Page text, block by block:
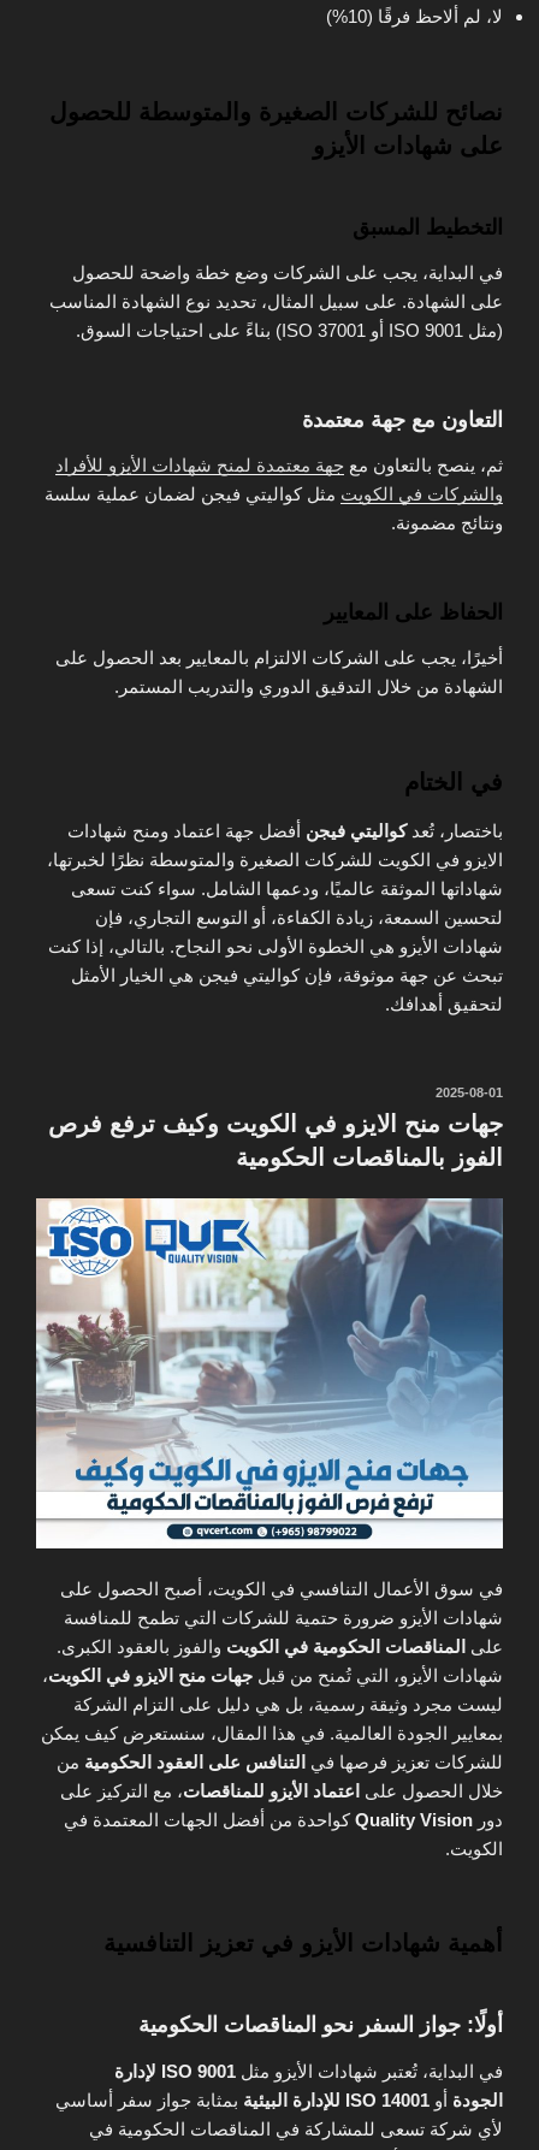
لا، لم ألاحظ فرقًا (10%)
نصائح للشركات الصغيرة والمتوسطة للحصول
على شهادات الأيزو
التخطيط المسبق
في البداية، يجب على الشركات وضع خطة واضحة للحصول
على الشهادة. على سبيل المثال، تحديد نوع الشهادة المناسب
(مثل ISO 9001 أو ISO 37001) بناءً على احتياجات السوق.
التعاون مع جهة معتمدة
ثم، ينصح بالتعاون مع جهة معتمدة لمنح شهادات الأيزو للأفراد
والشركات في الكويت مثل كواليتي فيجن لضمان عملية سلسة
ونتائج مضمونة.
الحفاظ على المعايير
أخيرًا، يجب على الشركات الالتزام بالمعايير بعد الحصول على
الشهادة من خلال التدقيق الدوري والتدريب المستمر.
في الختام
باختصار، تُعدكواليتي فيجن أفضل جهة اعتماد ومنح شهادات
الايزو في الكويت للشركات الصغيرة والمتوسطة نظرًا لخبرتها،
شهاداتها الموثقة عالميًا، ودعمها الشامل. سواء كنت تسعى
لتحسين السمعة، زيادة الكفاءة، أو التوسع التجاري، فإن
شهادات الأيزو هي الخطوة الأولى نحو النجاح. بالتالي، إذا كنت
تبحث عن جهة موثوقة، فإن كواليتي فيجن هي الخيار الأمثل
لتحقيق أهدافك.
نُشر
2025-08-01
جهات منح الايزو في الكويت وكيف ترفع فرص
الفوز بالمناقصات الحكومية
في سوق الأعمال التنافسي في الكويت، أصبح الحصول على
شهادات الأيزو ضرورة حتمية للشركات التي تطمح للمنافسة
على المناقصات الحكومية في الكويت والفوز بالعقود الكبرى.
شهادات الأيزو، التي تُمنح من قبل جهات منح الايزو في الكويت،
ليست مجرد وثيقة رسمية، بل هي دليل على التزام الشركة
بمعايير الجودة العالمية. في هذا المقال، سنستعرض كيف يمكن
للشركات تعزيز فرصها في التنافس على العقود الحكومية من
خلال الحصول على اعتماد الأيزو للمناقصات، مع التركيز على
دور Quality Visionكواحدة من أفضل الجهات المعتمدة في
الكويت.
أهمية شهادات الأيزو في تعزيز التنافسية
أولًا: جواز السفر نحو المناقصات الحكومية
في البداية، تُعتبر شهادات الأيزو مثل
ISO 9001 لإدارة
الجودة أو ISO 14001 للإدارة البيئية
بمثابة جواز سفر أساسي
لأي شركة تسعى للمشاركة في المناقصات الحكومية في